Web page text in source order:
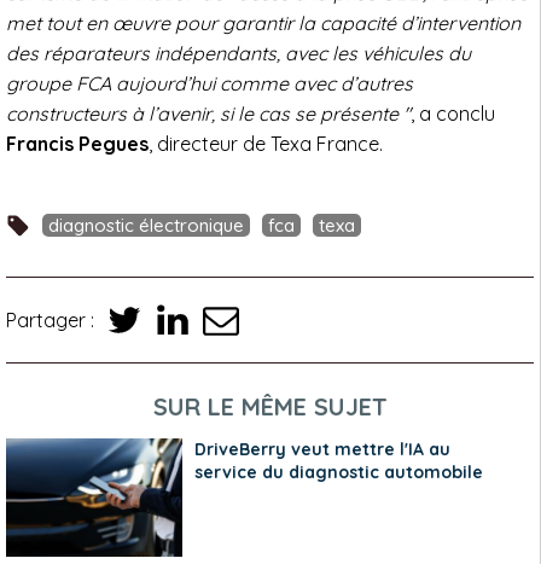
met tout en œuvre pour garantir la capacité d’intervention
des réparateurs indépendants, avec les véhicules du
groupe FCA aujourd’hui comme avec d’autres
constructeurs à l’avenir, si le cas se présente ", a conclu
Francis Pegues, directeur de Texa France.
diagnostic électronique fca texa
Partager :
SUR LE MÊME SUJET
DriveBerry veut mettre l'IA au
service du diagnostic automobile